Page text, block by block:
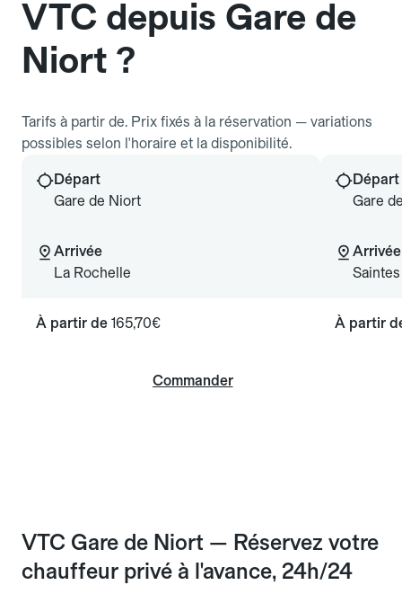
VTC depuis Gare de
Niort ?
Tarifs à partir de. Prix fixés à la réservation — variations
possibles selon l'horaire et la disponibilité.
Départ
Gare de Niort
Arrivée
La Rochelle
À partir de 165,70€
Commander
Départ
Gare
Arrivée
Saintes
À partir
VTC Gare de Niort — Réservez votre
chauffeur privé à l'avance, 24h/24